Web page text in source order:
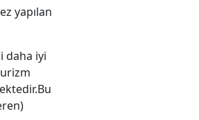
yapılan
daha iyi